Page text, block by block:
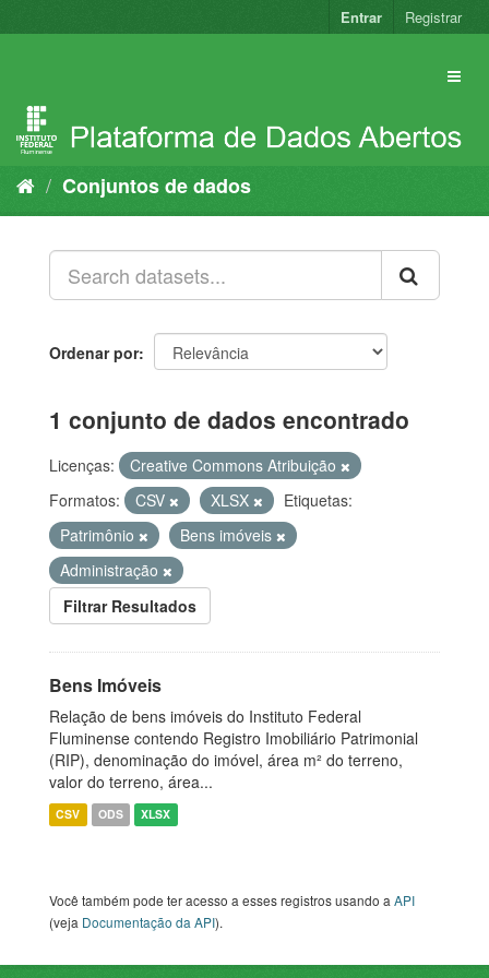
para
Entrar Registrar
Conjuntos de dados
Ordenar por
1 conjunto de dados encontrado
Licenças:
Creative Commons Atribuição
Formatos:
CSV XLSX
Etiquetas:
Patrimônio
Bens imóveis
Administração
Filtrar Resultados
Bens Imóveis
Relação de bens imóveis do Instituto Federal
Fluminense contendo Registro Imobiliário Patrimonial
(RIP), denominação do imóvel, área m² do terreno,
valor do terreno, área...
CSV ODS XLSX
Você também pode ter acesso a esses registros usando aAPI
(veja Documentação da API).